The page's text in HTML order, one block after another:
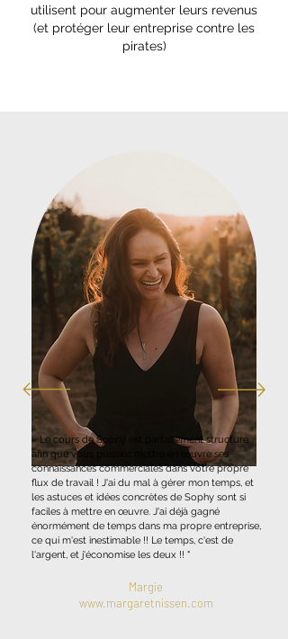
utilisent pour augmenter leurs revenus
(et protéger leur entreprise contre les
pirates)
« Le cours de Sophy est parfaitement structuré
afin que vous puissiez mettre en œuvre ses
connaissances commerciales dans votre propre
flux de travail ! J'ai du mal à gérer mon temps, et
les astuces et idées concrètes de Sophy sont si
faciles à mettre en œuvre. J'ai déjà gagné
énormément de temps dans ma propre entreprise,
ce qui m'est inestimable !! Le temps, c'est de
l'argent, et j'économise les deux !! "
Margie
www.margaretnissen.com